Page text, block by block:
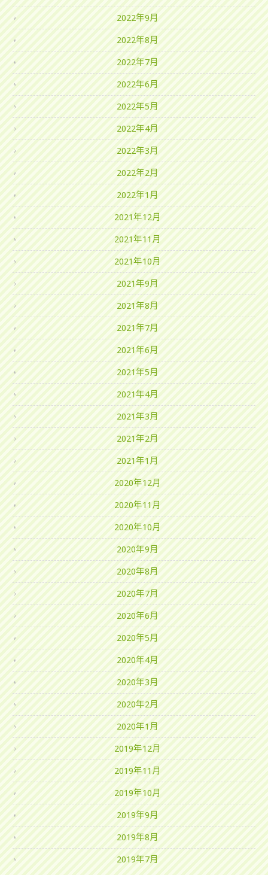
2022年9月
2022年8月
2022年7月
2022年6月
2022年5月
2022年4月
2022年3月
2022年2月
2022年1月
2021年12月
2021年11月
2021年10月
2021年9月
2021年8月
2021年7月
2021年6月
2021年5月
2021年4月
2021年3月
2021年2月
2021年1月
2020年12月
2020年11月
2020年10月
2020年9月
2020年8月
2020年7月
2020年6月
2020年5月
2020年4月
2020年3月
2020年2月
2020年1月
2019年12月
2019年11月
2019年10月
2019年9月
2019年8月
2019年7月